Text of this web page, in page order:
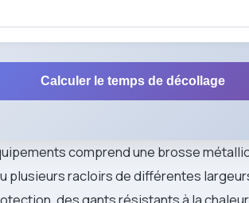
Calculer le temps de décollage
comprend une brosse
plusieurs racloirs de différentes